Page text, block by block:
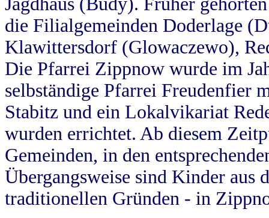
die Filialgemeinden Doderlage
Klawittersdorf (Glowaczewo),
Die Pfarrei Zippnow wurde im
selbständige Pfarrei Freudenfier
Stabitz und ein Lokalvikariat
wurden errichtet. Ab diesem
Gemeinden, in den
Übergangsweise sind Kinder aus
traditionellen Gründen - in